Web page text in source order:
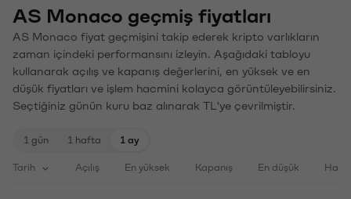
AS Monaco geçmiş fiyatları
AS Monaco fiyat geçmişini takip ederek kripto varlıkların
zaman içindeki performansını izleyin. Aşağıdaki tabloyu
kullanarak açılış ve kapanış değerlerini, en yüksek ve en
düşük fiyatları ve işlem hacmini kolayca görüntüleyebilirsiniz.
Seçtiğiniz günün kuru baz alınarak TL'ye çevrilmiştir.
1 gün 1 hafta 1 ay
Tarih Açılış En yüksek Kapanış En düşük